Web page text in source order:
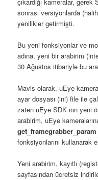
sonrası versiyonlarda
yenilikler getirmişti.
Bu yeni fonksiyonlar ve
adına, yeni bir arabirim
30 Ağustos itibariyle bu
Mavis olarak, uEye
ayar dosyası (ini) file ile
zaten uEye SDK nın yeni
arabirim, uEye
fonksiyonlarını kullanarak
Yeni arabirim, kayıtlı
sayfasından ücretsiz